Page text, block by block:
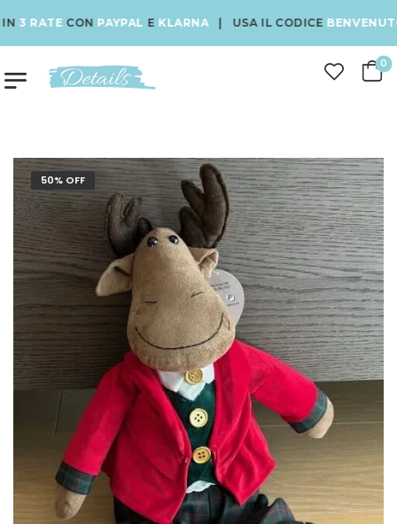
RATECONPAYPALEKLARNA| USA IL CODICEBENVENUTO10
0
50% OFF